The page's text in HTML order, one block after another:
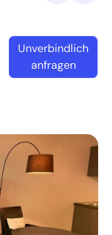
Unverbindlich
anfragen